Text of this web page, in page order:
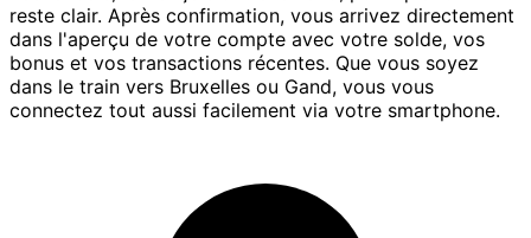
reste clair. Après confirmation, vous arrivez directement
dans l'aperçu de votre compte avec votre solde, vos
bonus et vos transactions récentes. Que vous soyez
dans le train vers Bruxelles ou Gand, vous vous
connectez tout aussi facilement via votre smartphone.